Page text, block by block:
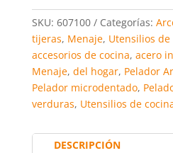
Inoxidable
|
Pelador
de
Frutas
y
Verduras
c
e
b
o
o
k
itt
er
ai
l
at
s
A
p
p
SKU: 607100 Categorías:
tijeras, Menaje, Utensilios
accesorios de cocina, acero
Menaje, del hogar, Pelador
Pelador microdentado,
verduras, Utensilios de
DESCRIPCIÓN